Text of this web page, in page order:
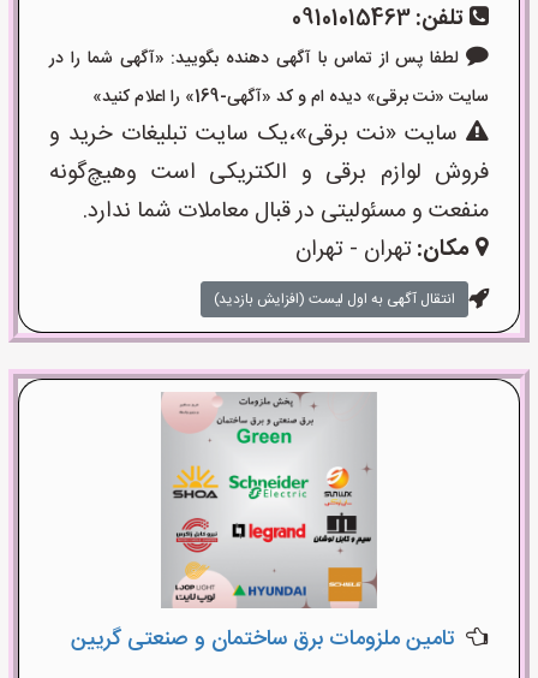
تلفن:09101015463
لطفا پس از تماس با آگهی دهنده بگویید: «آگهی شما را در
سایت «نت برقی» دیده ام و کد «آگهی-169» را اعلام کنید»
سایت «نت برقی»،یک سایت تبلیغات خرید و
فروش لوازم برقی و الکتریکی است وهیچ‌گونه
منفعت و مسئولیتی در قبال معاملات شما ندارد.
مکان:تهران - تهران
انتقال آگهی به اول لیست (افزایش بازدید)
تامین ملزومات برق ساختمان و صنعتی گریین